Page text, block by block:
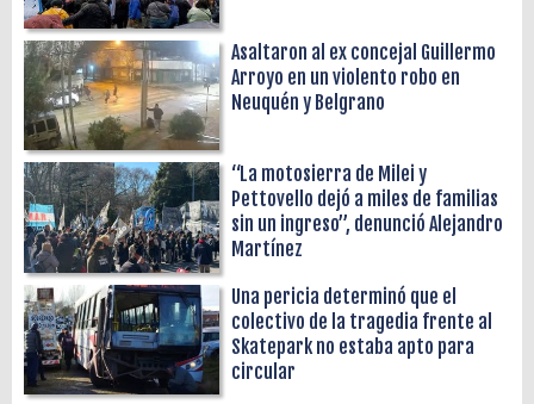
Asaltaron al ex concejal Guillermo
Arroyo en un violento robo en
Neuquén y Belgrano
“La motosierra de Milei y
Pettovello dejó a miles de familias
sin un ingreso”, denunció Alejandro
Martínez
Una pericia determinó que el
colectivo de la tragedia frente al
Skatepark no estaba apto para
circular